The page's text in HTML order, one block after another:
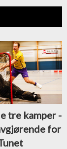
tre kamper -
for